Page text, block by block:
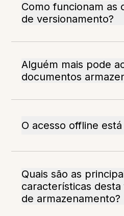
Como funcionam as
de versionamento?
Alguém mais pode
documentos
O acesso offline
Quais são as
características
de armazenamento?